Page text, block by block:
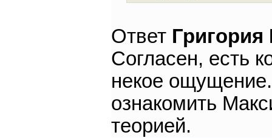
Ответ
Согласен, есть
некое
ознакомить
теорией.